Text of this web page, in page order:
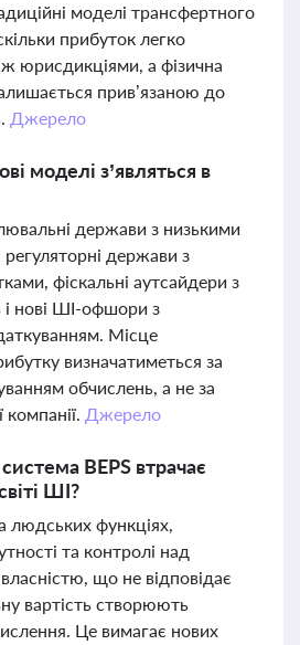
моделі трансфертного
прибуток легко
юрисдикціями, а фізична
прив’язаною до
Джерело
моделі з’являться в
держави з низькими
держави з
фіскальні аутсайдери з
і нові ШІ-офшори з
Місце
визначатиметься за
обчислень, а не за
компанії. Джерело
BEPS втрачає
ШІ?
людських функціях,
та контролі над
що не відповідає
вартість створюють
Це вимагає нових